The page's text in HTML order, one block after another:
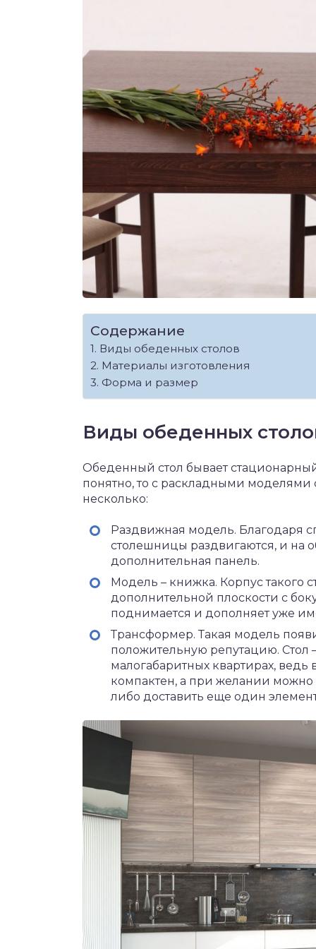
Содержание
Виды обеденных столов
Материалы изготовления
Форма и размер
Виды обеденных
Обеденный стол бывает
понятно, то с раскладными моделями
несколько:
Раздвижная модель. Благодаря
столешницы раздвигаются, и на
дополнительная панель.
Модель – книжка. Корпус такого
дополнительной плоскости с
поднимается и дополняет уже
Трансформер. Такая модель
положительную репутацию. Стол
малогабаритных квартирах,
компактен, а при желании
либо доставить еще один